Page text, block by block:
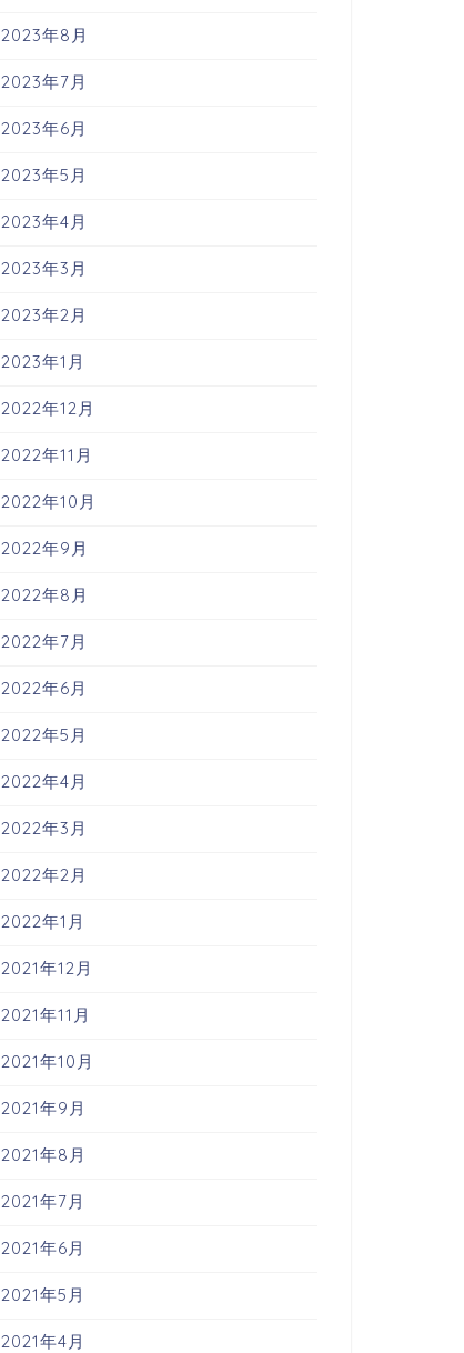
2023年8月
2023年7月
2023年6月
2023年5月
2023年4月
2023年3月
2023年2月
2023年1月
2022年12月
2022年11月
2022年10月
2022年9月
2022年8月
2022年7月
2022年6月
2022年5月
2022年4月
2022年3月
2022年2月
2022年1月
2021年12月
2021年11月
2021年10月
2021年9月
2021年8月
2021年7月
2021年6月
2021年5月
2021年4月